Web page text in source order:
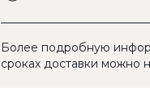
Более подробную
сроках доставки можно